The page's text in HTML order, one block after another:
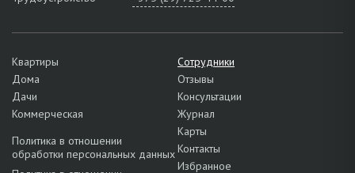
Квартиры
Дома
Дачи
Коммерческая
Политика в отношении
обработки персональных данных
Сотрудники
Отзывы
Консультации
Журнал
Карты
Контакты
Избранное